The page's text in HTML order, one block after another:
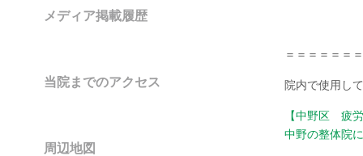
＝＝＝＝＝＝
院内で使用し
【中野区 疲
中野の整体院
メディア掲載履歴
当院までのアクセス
周辺地図